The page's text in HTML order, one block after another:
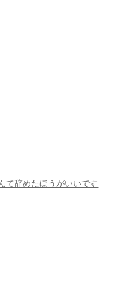
て辞めたほうがいいです